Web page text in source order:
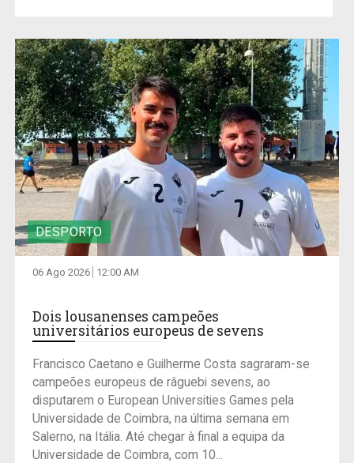
DESPORTO
06 Ago 2026 12:00 AM
Dois lousanenses campeões
universitários europeus de sevens
Francisco Caetano e Guilherme Costa sagraram-se
campeões europeus de râguebi sevens, ao
disputarem o European Universities Games pela
Universidade de Coimbra, na última semana em
Salerno, na Itália. Até chegar à final a equipa da
Universidade de Coimbra, com 10...